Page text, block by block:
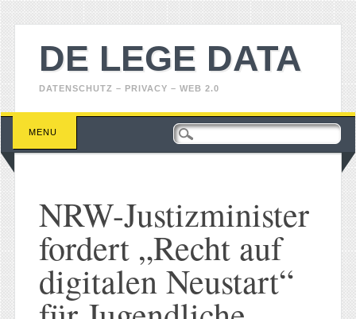
DE LEGE DATA
DATENSCHUTZ – PRIVACY – WEB 2.0
Main menu
Skip
content
MENU
NRW-Justizminister
fordert „Recht auf
digitalen Neustart“